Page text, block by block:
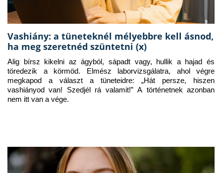
Vashiány: a tüneteknél mélyebbre kell ásnod,
ha meg szeretnéd szüntetni (x)
Alig bírsz kikelni az ágyból, sápadt vagy, hullik a hajad és
töredezik a körmöd. Elmész laborvizsgálatra, ahol végre
megkapod a választ a tüneteidre: „Hát persze, hiszen
vashiányod van! Szedjél rá valamit!” A történetnek azonban
nem itt van a vége.